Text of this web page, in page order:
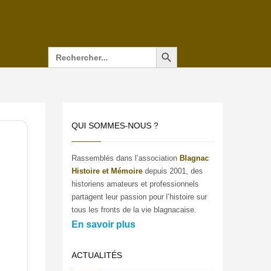
Search
for:
Search Button
QUI SOMMES-NOUS ?
Rassemblés dans l’association Blagnac
Histoire et Mémoire depuis 2001, des
historiens amateurs et professionnels
partagent leur passion pour l’histoire sur
tous les fronts de la vie blagnacaise.
En savoir plus
ACTUALITÉS